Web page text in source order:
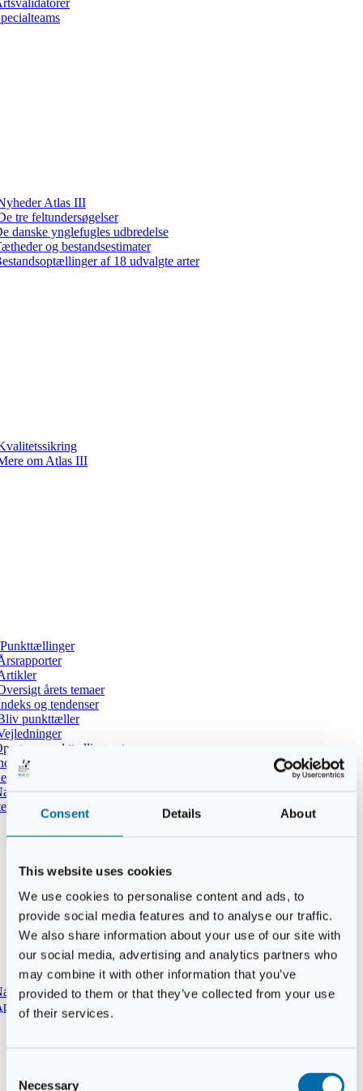
Consent Details About
This website uses cookies
We use cookies to personalise content and ads, to
provide social media features and to analyse our traffic.
We also share information about your use of our site with
our social media, advertising and analytics partners who
may combine it with other information that you’ve
provided to them or that they’ve collected from your use
of their services.
Necessary
Atlas III
tre feltundersøgelser
danske ynglefugles udbredelse
og bestandsestimater
af 18 udvalgte arter
om Atlas III
Punkttællinger
årets temaer
og tendenser
punkttæller
ny punkttællingsrute
udført tælling i DOFbasen
dine tidligere punkttællinger
i mørket
til punkttællinger